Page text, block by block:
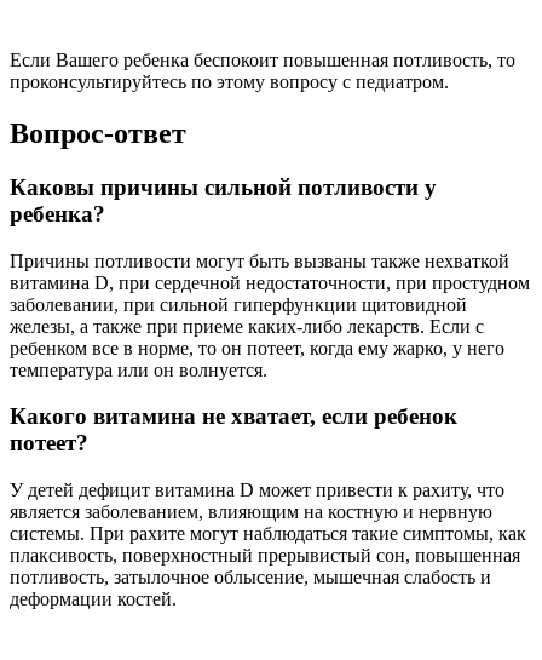
Если Вашего ребенка беспокоит повышенная потливость, то
проконсультируйтесь по этому вопросу с педиатром.
Вопрос-ответ
Каковы причины сильной потливости у
ребенка?
Причины потливости могут быть вызваны также нехваткой
витамина D, при сердечной недостаточности, при простудном
заболевании, при сильной гиперфункции щитовидной
железы, а также при приеме каких-либо лекарств. Если с
ребенком все в норме, то он потеет, когда ему жарко, у него
температура или он волнуется.
Какого витамина не хватает, если ребенок
потеет?
У детей дефицит витамина D может привести к рахиту, что
является заболеванием, влияющим на костную и нервную
системы. При рахите могут наблюдаться такие симптомы, как
плаксивость, поверхностный прерывистый сон, повышенная
потливость, затылочное облысение, мышечная слабость и
деформации костей.